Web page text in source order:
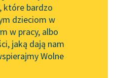
OAI-PMH
Widget Wolnych Lektur
Przypisy
które bardzo
dzieciom w
w pracy, albo
jaką dają nam
Wolne
wymyślają od
abolicjonistów, niech
mną...